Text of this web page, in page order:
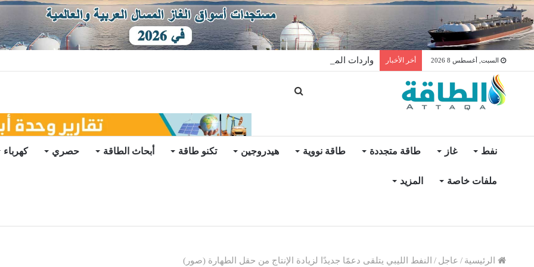
السبت, أغسطس 8 2026 أخر الأخبار واردات المغرب من الغاز ترتفع 15% في شهر يوليو
نفط غاز طاقة متجددة طاقة نووية هيدروجين تكنو طاقة أبحاث الطاقة حصري كهرباء
ملفات خاصة المزيد
الرئيسية / عاجل / النفط الليبي يتلقى دعمًا جديدًا لزيادة الإنتاج من حقل الطهارة (صور)